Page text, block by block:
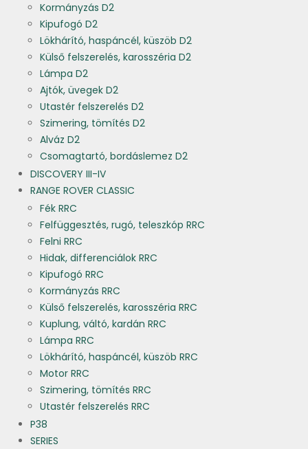
Kormányzás D2
Kipufogó D2
Lökhárító, haspáncél, küszöb D2
Külső felszerelés, karosszéria D2
Lámpa D2
Ajtók, üvegek D2
Utastér felszerelés D2
Szimering, tömítés D2
Alváz D2
Csomagtartó, bordáslemez D2
DISCOVERY III-IV
RANGE ROVER CLASSIC
Fék RRC
Felfüggesztés, rugó, teleszkóp RRC
Felni RRC
Hidak, differenciálok RRC
Kipufogó RRC
Kormányzás RRC
Külső felszerelés, karosszéria RRC
Kuplung, váltó, kardán RRC
Lámpa RRC
Lökhárító, haspáncél, küszöb RRC
Motor RRC
Szimering, tömítés RRC
Utastér felszerelés RRC
P38
SERIES